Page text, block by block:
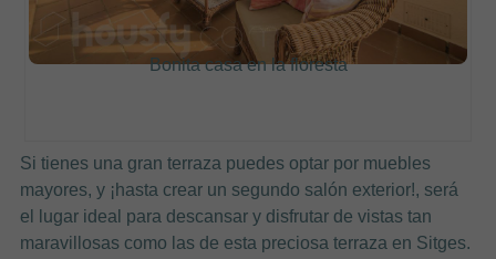
Bonita casa en la floresta
Si tienes una gran terraza puedes optar por muebles
mayores, y ¡hasta crear un segundo salón exterior!, será
el lugar ideal para descansar y disfrutar de vistas tan
maravillosas como las de esta preciosa terraza en Sitges.